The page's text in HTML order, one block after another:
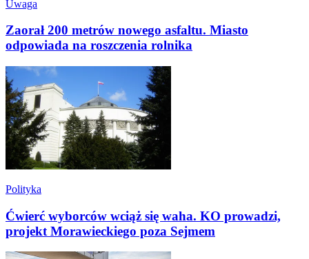
Uwaga
Zaorał 200 metrów nowego asfaltu. Miasto
odpowiada na roszczenia rolnika
Polityka
Ćwierć wyborców wciąż się waha. KO prowadzi,
projekt Morawieckiego poza Sejmem